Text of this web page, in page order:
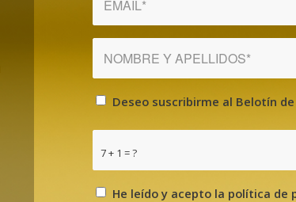
Deseo suscribirme al Belotín de
7 + 1 = ?
He leído y acepto la política de